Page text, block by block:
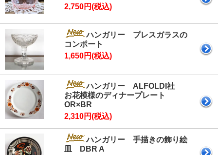
2,750円(税込)
ハンガリー プレスガラスの
コンポート
1,650円(税込)
ハンガリー ALFOLDI社
お花模様のディナープレート
OR×BR
2,310円(税込)
ハンガリー 手描きの飾り絵
皿 DBR A